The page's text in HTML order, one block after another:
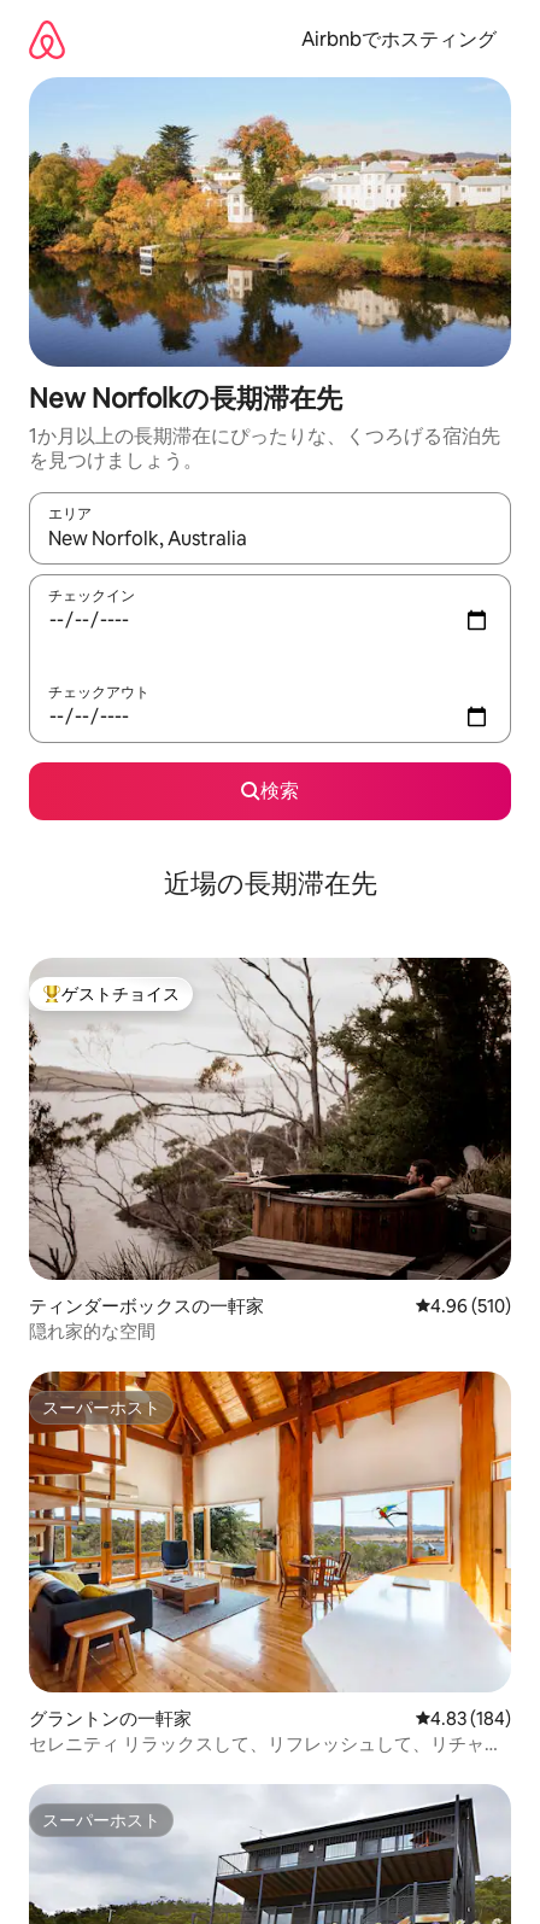
Airbnbでホスティング
New Norfolkの長期滞在先
1か月以上の長期滞在にぴったりな、くつろげる宿泊先
を見つけましょう。
エリア
検索結果が表示されたら、上下の矢印キーを使って移動するか
チェックイン
チェックアウト
検索
近場の長期滞在先
大好評のゲストチョイスです。
ゲストチョイス
ティンダーボックスの一軒家 レビュー510
4.96 (510)
隠れ家的な空間
スーパーホスト
スーパーホスト
グラントンの一軒家 レビュー184
4.83 (184)
セレニティ リラックスして、リフレッシュして、リチャー
スーパーホスト
スーパーホスト